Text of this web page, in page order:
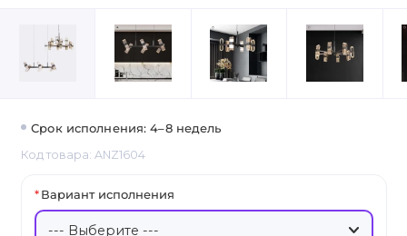
Срок исполнения: 4–8 недель
Код товара: ANZ1604
Вариант исполнения